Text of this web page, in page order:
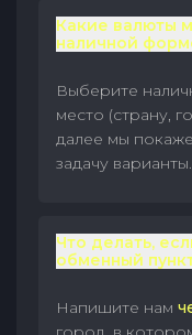
Какие валюты
наличной
Выберите
место (страну,
далее мы
задачу варианты.
Что делать,
обменный
Напишите нам